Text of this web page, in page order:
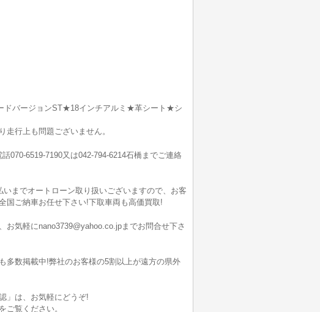
ドバージョンST★18インチアルミ★革シート★シ
行上も問題ございません。
070-6519-7190又は042-794-6214石橋までご連絡
までオートローン取り扱いございますので、お客
国ご納車お任せ下さい!下取車両も高価買取!
気軽にnano3739@yahoo.co.jpまでお問合せ下さ
多数掲載中!弊社のお客様の5割以上が遠方の県外
」は、お気軽にどうぞ!
覧ください。